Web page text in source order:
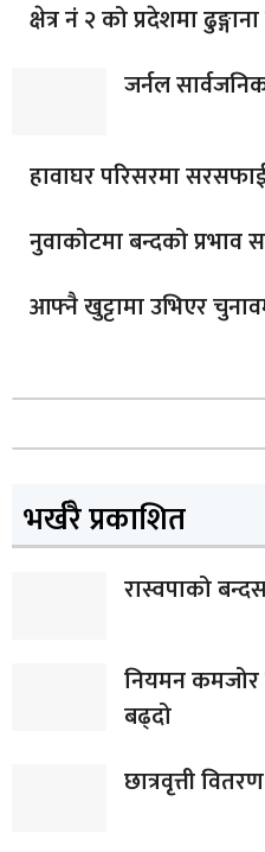
क्षेत्र नं २ को प्रदेशमा
जर्नल
हावाघर परिसरमा
नुवाकोटमा बन्दको प्रभाव
आफ्नै खुट्टामा उभिएर
भर्खरै प्रकाशित
रास्वपाको
नियमन कमजोर
बढ्दो
छात्रवृत्ती